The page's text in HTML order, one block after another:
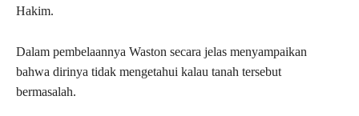
Hakim.
Dalam pembelaannya Waston secara jelas menyampaikan
bahwa dirinya tidak mengetahui kalau tanah tersebut
bermasalah.